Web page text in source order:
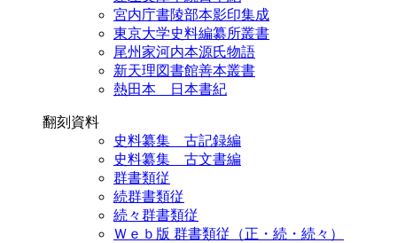
宮内庁書陵部本影印集成
東京大学史料編纂所叢書
尾州家河内本源氏物語
新天理図書館善本叢書
熱田本 日本書紀
翻刻資料
史料纂集 古記録編
史料纂集 古文書編
群書類従
続群書類従
続々群書類従
Ｗｅｂ版 群書類従（正・続・続々）